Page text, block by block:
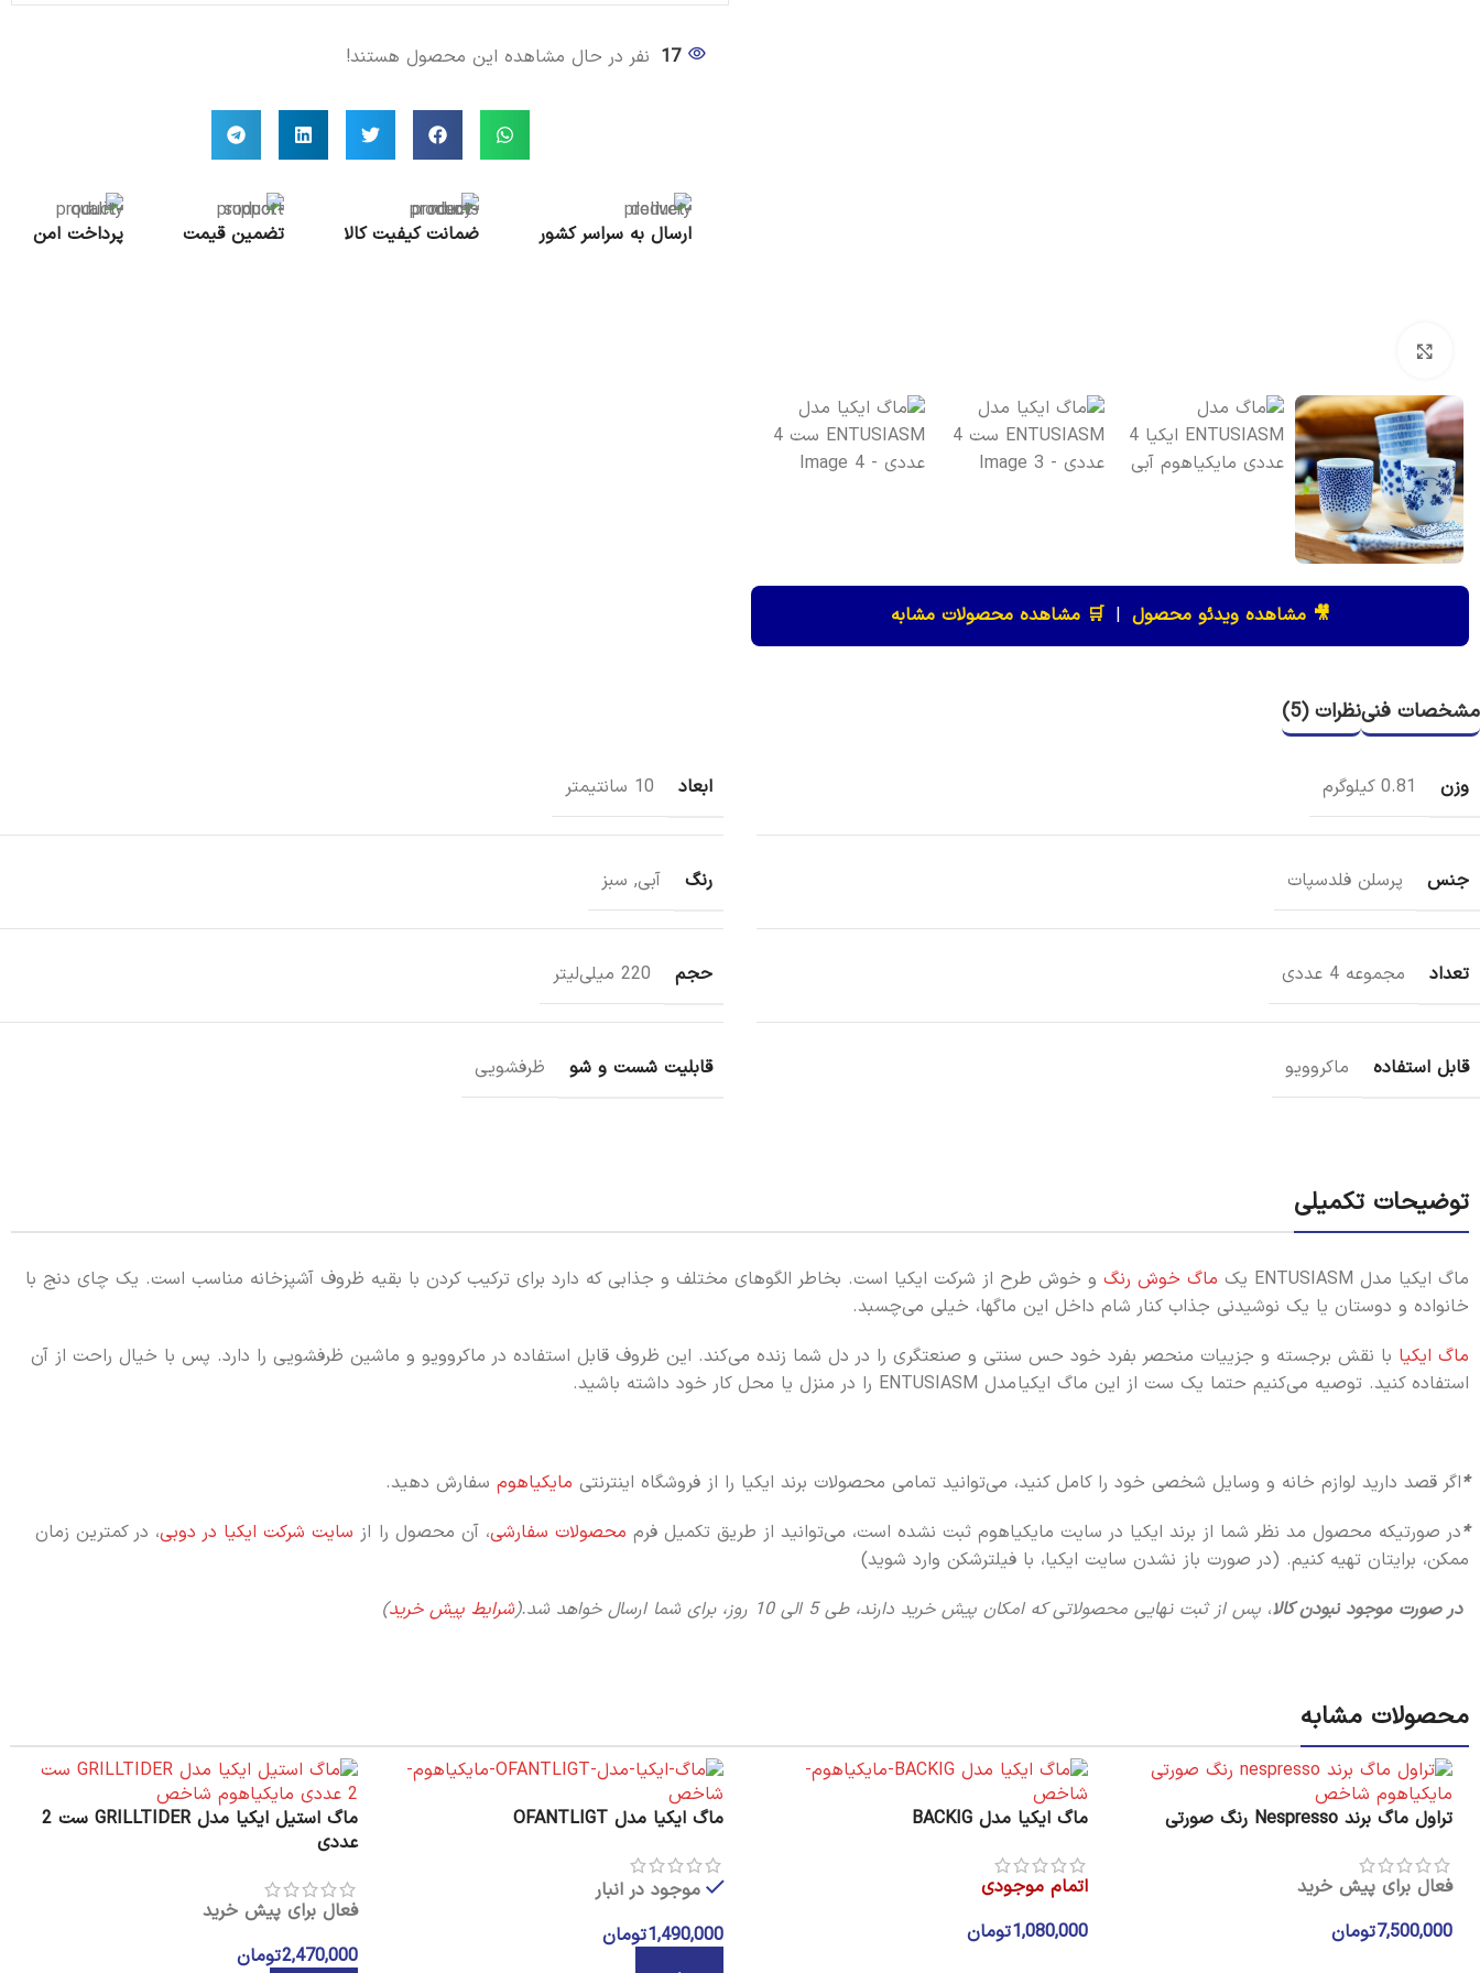
ماگ ایکیا مدل OFANTLIGT بطری دتاکس به همراه لیوان LCW
🎥 مشاهده ویدئو محصول | 🛒 مشاهده محصولات مشابه
17 نفر در حال مشاهده این محصول هستند!
ارسال به سراسر کشور ضمانت کیفیت کالا تضمین قیمت پرداخت امن
مشخصات فنینظرات (5)
وزن 0.81 کیلوگرم ابعاد 10 سانتیمتر
جنس پرسلن فلدسپات رنگ آبی, سبز
تعداد مجموعه 4 عددی حجم 220 میلی‌لیتر
قابل استفاده ماکروویو قابلیت شست و شو ظرفشویی
توضیحات تکمیلی
ماگ ایکیا مدل ENTUSIASM یک ماگ خوش رنگ و خوش طرح از شرکت ایکیا است. بخاطر الگوهای مختلف و جذابی که دارد برای ترکیب کردن با بقیه ظروف آشپزخانه مناسب است. یک چای دنج با
خانواده و دوستان یا یک نوشیدنی جذاب کنار شام داخل این ماگها، خیلی می‌چسبد.
ماگ ایکیا با نقش برجسته و جزییات منحصر بفرد خود حس سنتی و صنعتگری را در دل شما زنده می‌کند. این ظروف قابل استفاده در ماکروویو و ماشین ظرفشویی را دارد. پس با خیال راحت از آن
استفاده کنید. توصیه می‌کنیم حتما یک ست از این ماگ ایکیا مدل ENTUSIASM را در منزل یا محل کار خود داشته باشید.
*اگر قصد دارید لوازم خانه و وسایل شخصی خود را کامل کنید، می‌توانید تمامی محصولات برند ایکیا را از فروشگاه اینترنتی مایکیاهوم سفارش دهید.
*در صورتیکه محصول مد نظر شما از برند ایکیا در سایت مایکیاهوم ثبت نشده است، می‌توانید از طریق تکمیل فرم محصولات سفارشی، آن محصول را از سایت شرکت ایکیا در دوبی، در کمترین زمان
ممکن، برایتان تهیه کنیم. (در صورت باز نشدن سایت ایکیا، با فیلترشکن وارد شوید)
در صورت موجود نبودن کالا، پس از ثبت نهایی محصولاتی که امکان پیش خرید دارند، طی 5 الی 10 روز، برای شما ارسال خواهد شد.(شرایط پیش خرید)
محصولات مشابه
تراول ماگ برند Nespresso رنگ صورتی
فعال برای پیش خرید
7,500,000تومان
ماگ ایکیا مدل BACKIG
اتمام موجودی
1,080,000تومان
ماگ ایکیا مدل OFANTLIGT
موجود در انبار
1,490,000تومان
ماگ استیل ایکیا مدل GRILLTIDER ست 2
عددی
فعال برای پیش خرید
2,470,000تومان